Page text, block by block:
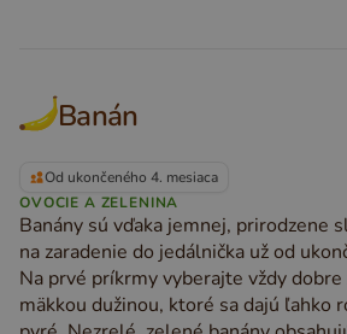
Banán
Od ukončeného 4. mesiaca
OVOCIE A ZELENINA
Banány sú vďaka jemnej, prirodzene
na zaradenie do jedálnička už od
Na prvé príkrmy vyberajte vždy
mäkkou dužinou, ktoré sa dajú ľahko